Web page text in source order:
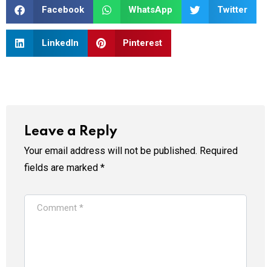
Facebook WhatsApp Twitter
LinkedIn Pinterest
Leave a Reply
Your email address will not be published. Required
fields are marked *